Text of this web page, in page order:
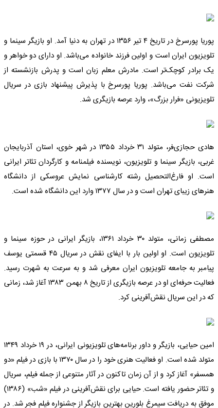
پوریا پورسرخ در تاریخ ۴ تیر ۱۳۵۶ در تهران به دنیا آمد. او بازیگر سینما و
تلویزیون ایران است و اولین فرزند خانواده می‌باشد. او دارای دو خواهر و
یک برادر کوچک‌تر است. مادرش معلم زبان است و پدرش بازنشسته از
شرکت نفت می‌باشد. پوریا پورسرخ با پذیرش پیشنهاد بازی در سریال
تلویزیونی «فرار بزرگ»، وارد عرصه بازیگری شد.
هادی حجازی‌فر، متولد ۳۱ خرداد ۱۳۵۵ در شهر خوی، استان آذربایجان
غربی، بازیگر سینما و تلویزیون، نویسنده فیلمنامه و کارگردان تئاتر ایرانی
است. او فارغ‌التحصیل رشته کارشناسی نمایش عروسکی از دانشگاه
هنرهای زیبای تهران است و در سال ۱۳۷۷ وارد این دانشگاه شده است.
مصطفی زمانی، متولد ۳۰ خرداد ۱۳۶۱، بازیگر ایرانی در حوزه سینما و
تلویزیون است. او اولین بار با ایفای نقش در سریال ۴۵ قسمتی یوسف
پیامبر به جامعه تلویزیون ایران معرفی شد و به سرعت به شهرت رسید.
فعالیت حرفه‌ای او در عرصه بازیگری از تاریخ ۸ بهمن ۱۳۸۳ آغاز شد، زمانی
که در این سریال نقش‌آفرینی کرد.
امین حیایی، بازیگر و داور برنامه‌های تلویزیونی ایرانی، در ۱۹ خرداد ۱۳۴۹
متولد شده است. او فعالیت هنری خود را در سال ۱۳۷۰ با بازی در فیلم «دو
همسفر» آغاز کرد و از آن زمان تاکنون در آثار متنوعی از جمله فیلم، سریال
و تئاتر حضور یافته است. حیایی برای نقش‌آفرینی در فیلم «شب» (۱۳۸۶)
موفق به دریافت سیمرغ بلورین بهترین بازیگر از جشنواره فیلم فجر شد. در